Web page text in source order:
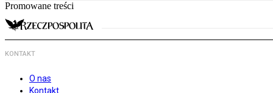
Promowane treści
KONTAKT
O nas
Kontakt